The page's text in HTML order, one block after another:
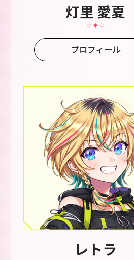
灯里 愛夏
プロフィール
レトラ